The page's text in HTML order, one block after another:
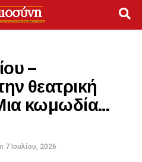
–
θεατρική
κωμωδία…
7 Ιουλίου, 2026